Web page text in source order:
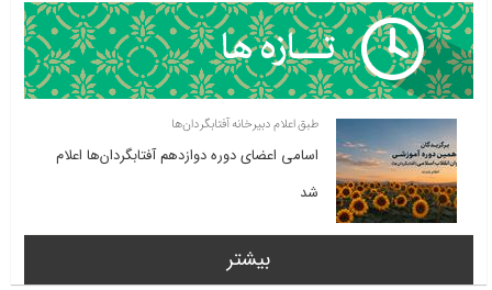
طبق اعلام دبیرخانه آفتابگردان‌ها
اسامی اعضای دوره دوازدهم آفتابگردان‌ها اعلام
شد
بیشتر